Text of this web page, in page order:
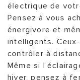
électrique de
Pensez à vous
énergivore et
intelligents.
contrôler à
Même si
hiver, pensez à